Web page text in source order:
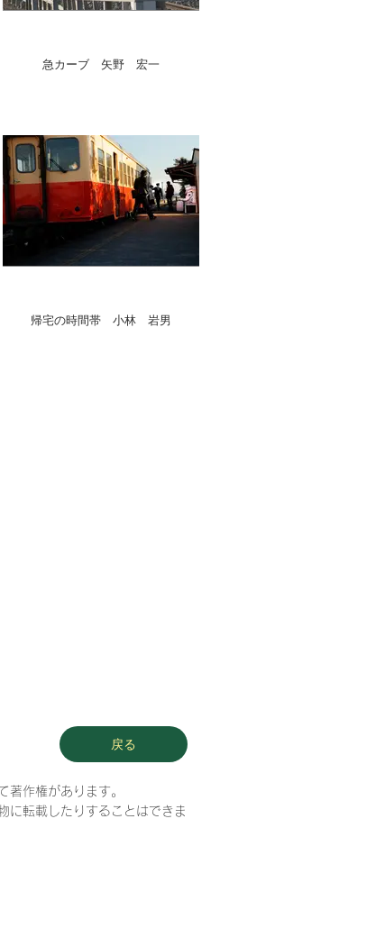
急カーブ 矢野 宏一
帰宅の時間帯 小林 岩男
戻る
著作権があります。
に転載したりすることはできま